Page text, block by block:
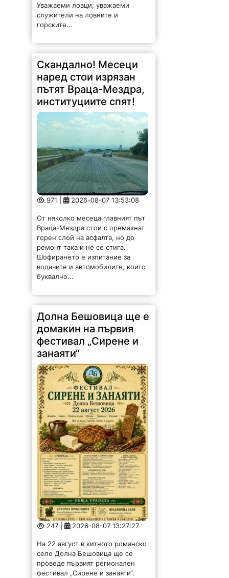
Уважаеми ловци, уважаеми
служители на ловните и
горските...
Скандално! Месеци
наред стои изрязан
пътят Враца-Мездра,
институциите спят!
971 | 2026-08-07 13:53:08
От няколко месеца главният път
Враца-Мездра стои с премахнат
горен слой на асфалта, но до
ремонт така и не се стига.
Шофирането е изпитание за
водачите и автомобилите, които
буквално...
Долна Бешовица ще е
домакин на първия
фестивал „Сирене и
занаяти“
247 | 2026-08-07 13:27:27
На 22 август в китното романско
село Долна Бешовица ще се
проведе първият регионален
фестивал „Сирене и занаяти“.